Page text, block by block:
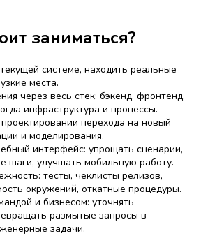
заниматься?
системе, находить реальные
места.
через весь стек: бэкенд, фронтенд,
инфраструктура и процессы.
перехода на новый
и моделирования.
интерфейс: упрощать сценарии,
шаги, улучшать мобильную работу.
тесты, чеклисты релизов,
окружений, откатные процедуры.
и бизнесом: уточнять
размытые запросы в
задачи.